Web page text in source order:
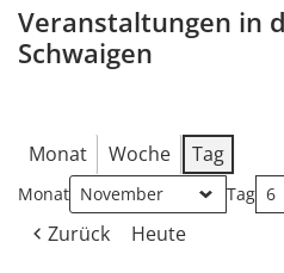
Veranstaltungen in
Schwaigen
Monat Woche Tag
Monat Tag
Zurück Heute